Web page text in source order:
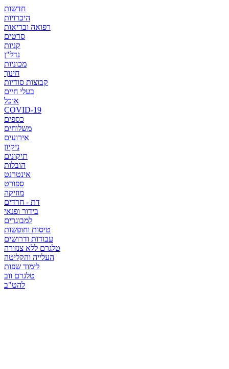
חדשות
היכרויות
רפואה ובריאות
סרטים
קניות
נדל"ן
מכוניות
חינוך
קבוצות סודיות
בעלי חיים
אוכל
COVID-19
כספים
משלוחים
אירועים
ניקיון
תיקונים
הובלות
אינטרנט
ספורט
מוזיקה
דת - חרדים
בידור ופנאי
למבוגרים
טיסות וחופשות
עבודות ודרושים
טלגרם ללא צנזורה
העלייה והקליטה
לימוד שפות
טלגרם ווב
להט"ב